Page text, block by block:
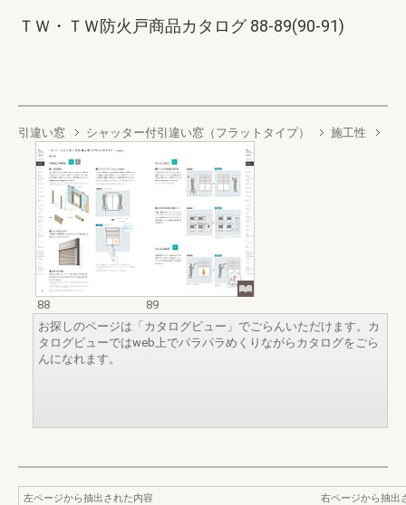
ＴＷ・ＴＷ防火戸商品カタログ 88-89(90-91)
引違い窓 シャッター付引違い窓（フラットタイプ） 施工性
88
89
お探しのページは「カタログビュー」でごらんいただけます。カ
タログビューではweb上でパラパラめくりながらカタログをごら
んになれます。
左ページから抽出された内容
右ページから抽出